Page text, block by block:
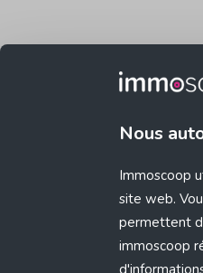
Nous
Immoscoop
site web.
permettent
immoscoop